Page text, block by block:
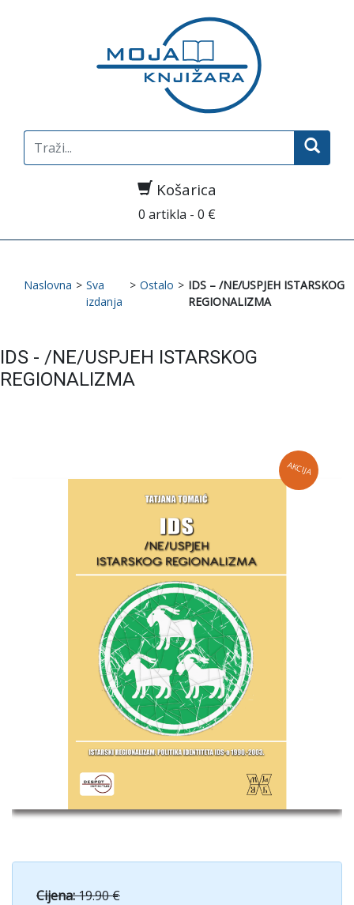
Search
for:
Košarica
0 artikla - 0 €
Naslovna > Sva
izdanja
> Ostalo > IDS – /NE/USPJEH ISTARSKOG
REGIONALIZMA
IDS - /NE/USPJEH ISTARSKOG
REGIONALIZMA
AKCIJA
Cijena:19.90 €